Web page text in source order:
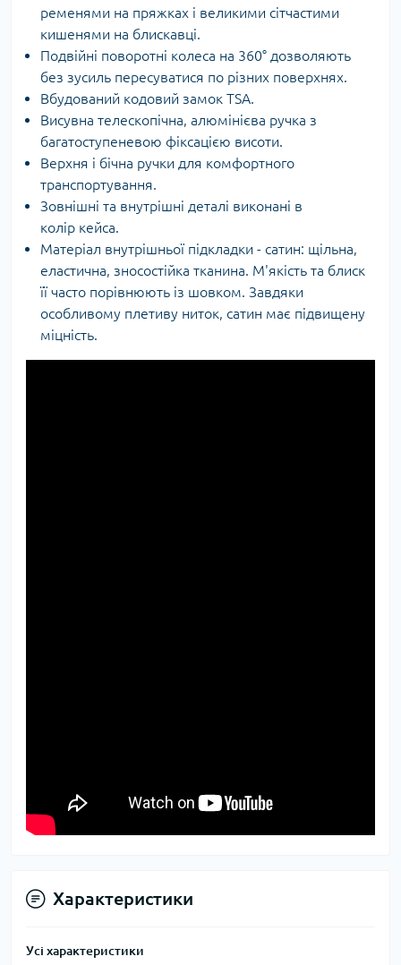
ременями на пряжках і великими сітчастими
кишенями на блискавці.
Подвійні поворотні колеса на 360° дозволяють
без зусиль пересуватися по різних поверхнях.
Вбудований кодовий замок TSA.
Висувна телескопічна, алюмінієва ручка з
багатоступеневою фіксацією висоти.
Верхня і бічна ручки для комфортного
транспортування.
Зовнішні та внутрішні деталі виконані в
колір кейса.
Матеріал внутрішньої підкладки - сатин: щільна,
еластична, зносостійка тканина. М'якість та блиск
її часто порівнюють із шовком. Завдяки
особливому плетиву ниток, сатин має підвищену
міцність.
Характеристики
Усі характеристики